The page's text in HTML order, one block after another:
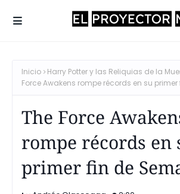
Inicio Harry Potter y las Reliquias de la
Force Awakens rompe récords en su
The Force
rompe récords en
primer fin de